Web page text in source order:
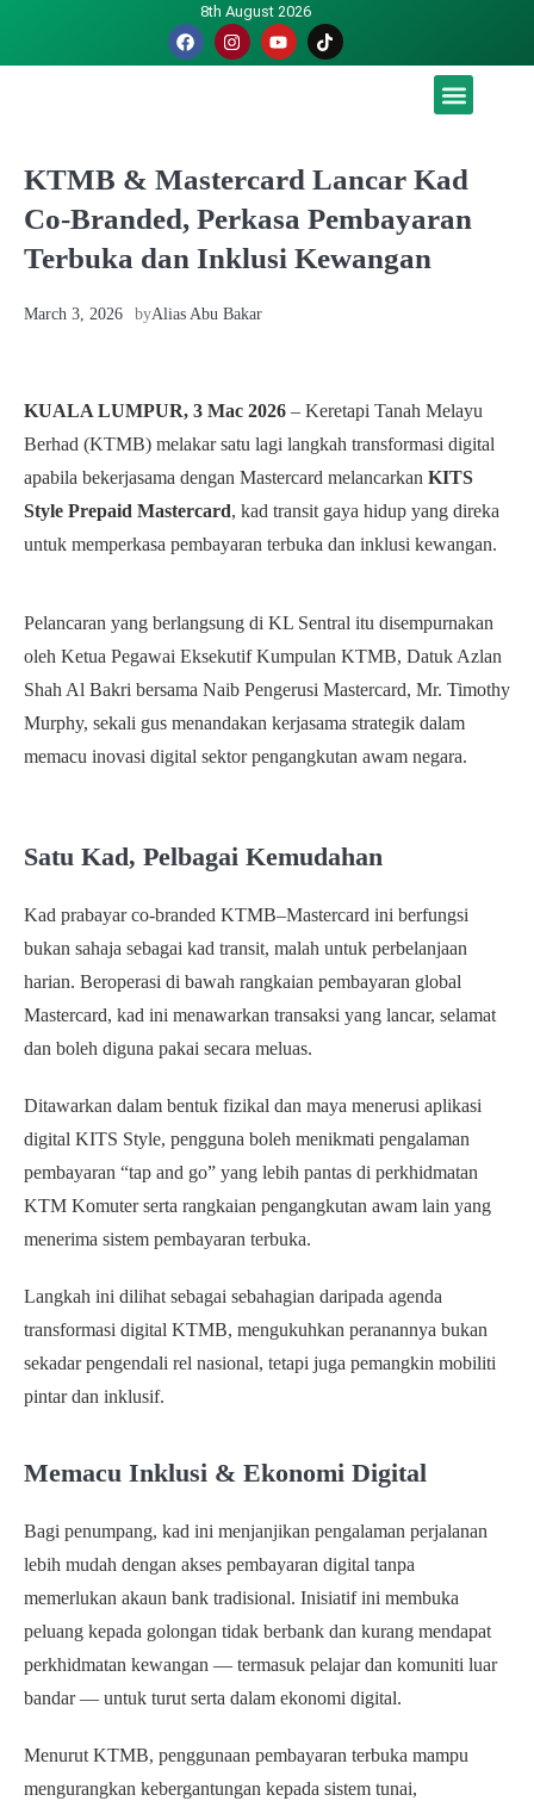
8th August 2026
KTMB & Mastercard Lancar Kad
Co-Branded, Perkasa Pembayaran
Terbuka dan Inklusi Kewangan
March 3, 2026 byAlias Abu Bakar
KUALA LUMPUR, 3 Mac 2026 – Keretapi Tanah Melayu
Berhad (KTMB) melakar satu lagi langkah transformasi digital
apabila bekerjasama dengan Mastercard melancarkan KITS
Style Prepaid Mastercard, kad transit gaya hidup yang direka
untuk memperkasa pembayaran terbuka dan inklusi kewangan.
Pelancaran yang berlangsung di KL Sentral itu disempurnakan
oleh Ketua Pegawai Eksekutif Kumpulan KTMB, Datuk Azlan
Shah Al Bakri bersama Naib Pengerusi Mastercard, Mr. Timothy
Murphy, sekali gus menandakan kerjasama strategik dalam
memacu inovasi digital sektor pengangkutan awam negara.
Satu Kad, Pelbagai Kemudahan
Kad prabayar co-branded KTMB–Mastercard ini berfungsi
bukan sahaja sebagai kad transit, malah untuk perbelanjaan
harian. Beroperasi di bawah rangkaian pembayaran global
Mastercard, kad ini menawarkan transaksi yang lancar, selamat
dan boleh diguna pakai secara meluas.
Ditawarkan dalam bentuk fizikal dan maya menerusi aplikasi
digital KITS Style, pengguna boleh menikmati pengalaman
pembayaran “tap and go” yang lebih pantas di perkhidmatan
KTM Komuter serta rangkaian pengangkutan awam lain yang
menerima sistem pembayaran terbuka.
Langkah ini dilihat sebagai sebahagian daripada agenda
transformasi digital KTMB, mengukuhkan peranannya bukan
sekadar pengendali rel nasional, tetapi juga pemangkin mobiliti
pintar dan inklusif.
Memacu Inklusi & Ekonomi Digital
Bagi penumpang, kad ini menjanjikan pengalaman perjalanan
lebih mudah dengan akses pembayaran digital tanpa
memerlukan akaun bank tradisional. Inisiatif ini membuka
peluang kepada golongan tidak berbank dan kurang mendapat
perkhidmatan kewangan — termasuk pelajar dan komuniti luar
bandar — untuk turut serta dalam ekonomi digital.
Menurut KTMB, penggunaan pembayaran terbuka mampu
mengurangkan kebergantungan kepada sistem tunai,